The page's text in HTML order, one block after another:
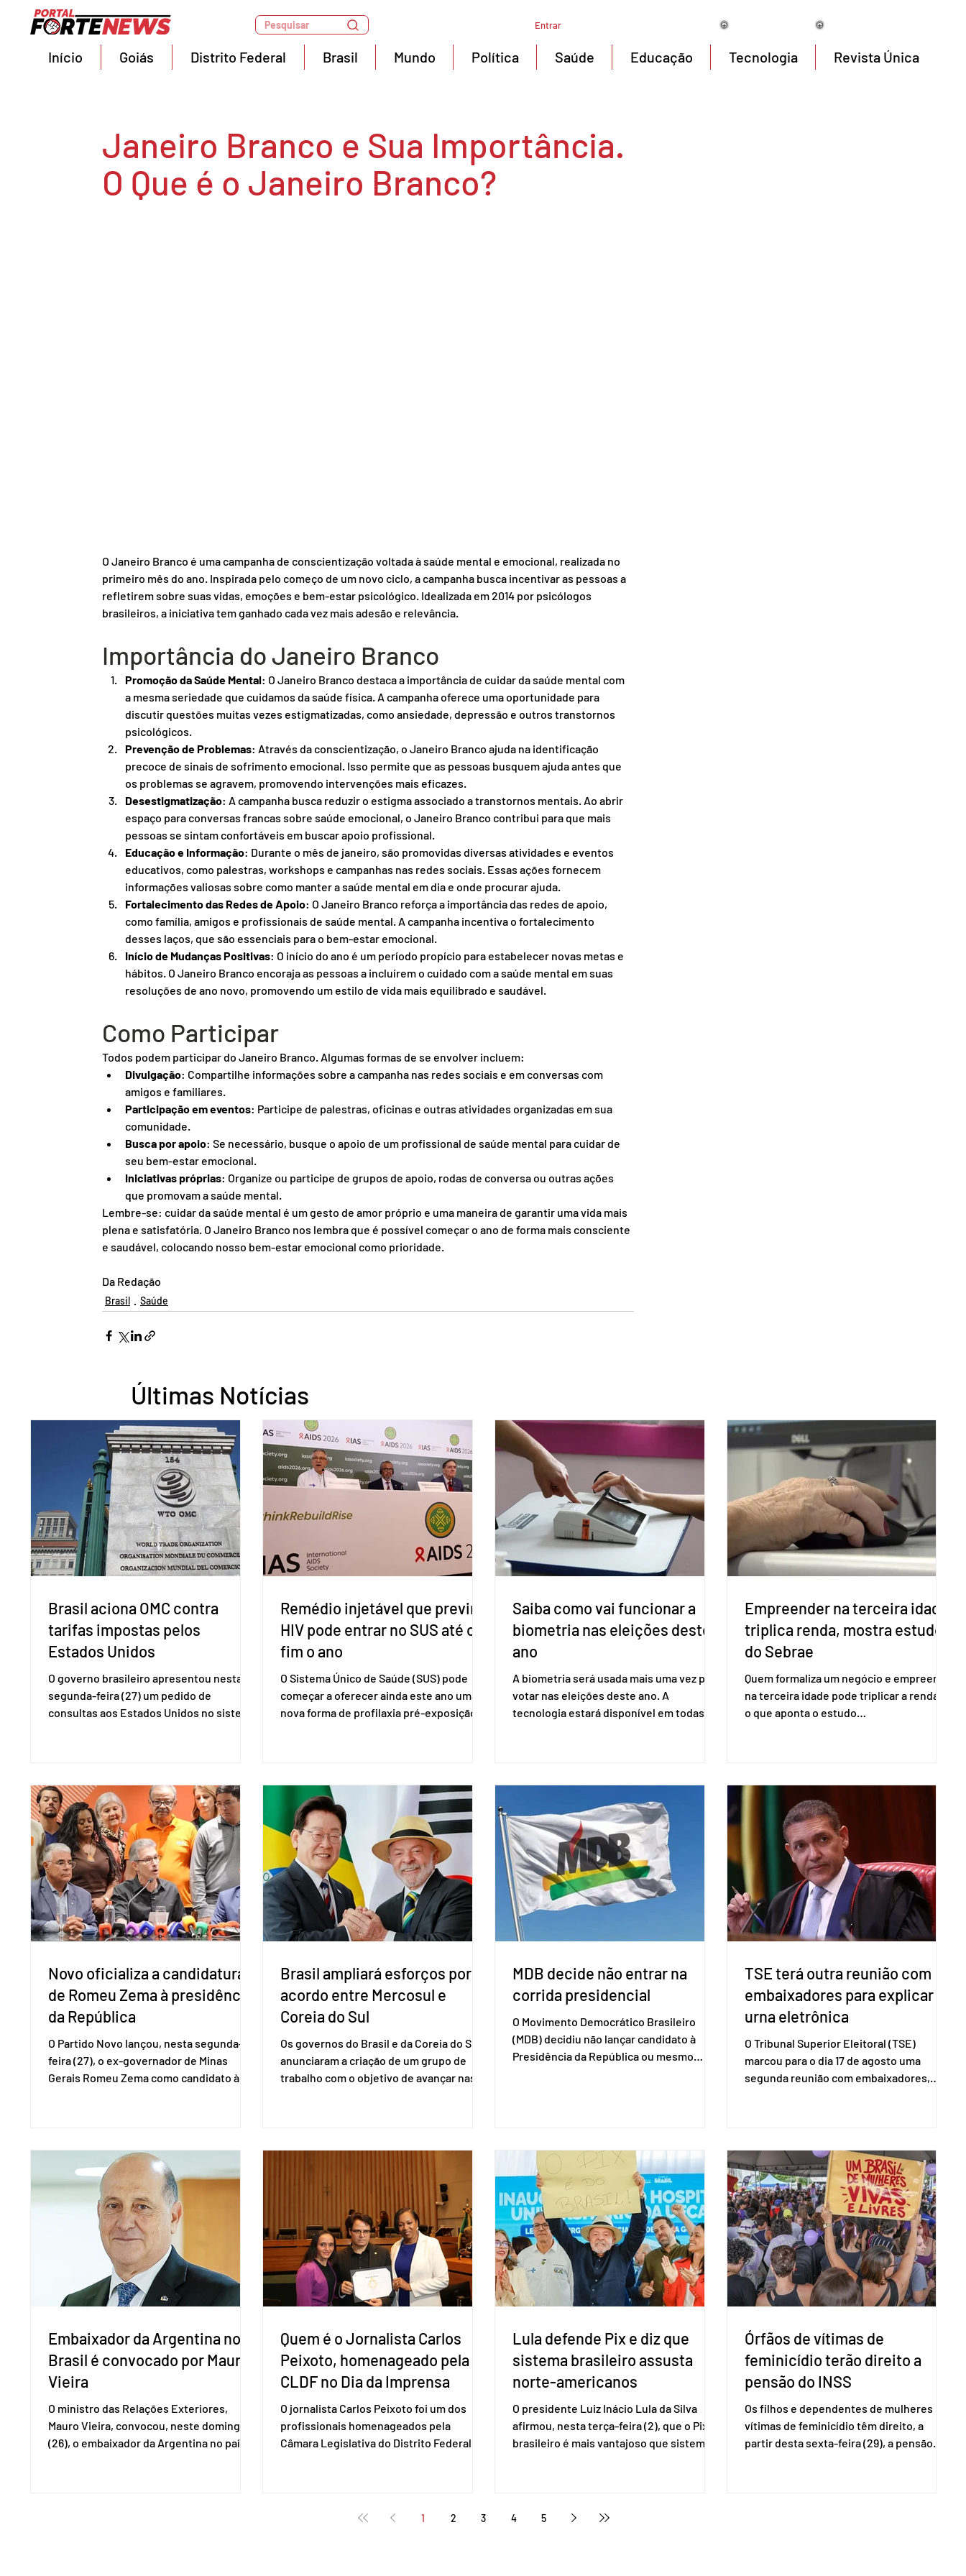
Pesquisar Entrar
Início
Goiás Distrito Federal Brasil Mundo Política Saúde Educação Tecnologia Revista Única
Janeiro Branco e Sua Importância.
O Que é o Janeiro Branco?
O Janeiro Branco é uma campanha de conscientização voltada à saúde mental e emocional, realizada no
primeiro mês do ano. Inspirada pelo começo de um novo ciclo, a campanha busca incentivar as pessoas a
refletirem sobre suas vidas, emoções e bem-estar psicológico. Idealizada em 2014 por psicólogos
brasileiros, a iniciativa tem ganhado cada vez mais adesão e relevância.
Importância do Janeiro Branco
Promoção da Saúde Mental: O Janeiro Branco destaca a importância de cuidar da saúde mental com
a mesma seriedade que cuidamos da saúde física. A campanha oferece uma oportunidade para
discutir questões muitas vezes estigmatizadas, como ansiedade, depressão e outros transtornos
psicológicos.
Prevenção de Problemas: Através da conscientização, o Janeiro Branco ajuda na identificação
precoce de sinais de sofrimento emocional. Isso permite que as pessoas busquem ajuda antes que
os problemas se agravem, promovendo intervenções mais eficazes.
Desestigmatização: A campanha busca reduzir o estigma associado a transtornos mentais. Ao abrir
espaço para conversas francas sobre saúde emocional, o Janeiro Branco contribui para que mais
pessoas se sintam confortáveis em buscar apoio profissional.
Educação e Informação: Durante o mês de janeiro, são promovidas diversas atividades e eventos
educativos, como palestras, workshops e campanhas nas redes sociais. Essas ações fornecem
informações valiosas sobre como manter a saúde mental em dia e onde procurar ajuda.
Fortalecimento das Redes de Apoio: O Janeiro Branco reforça a importância das redes de apoio,
como família, amigos e profissionais de saúde mental. A campanha incentiva o fortalecimento
desses laços, que são essenciais para o bem-estar emocional.
Início de Mudanças Positivas: O início do ano é um período propício para estabelecer novas metas e
hábitos. O Janeiro Branco encoraja as pessoas a incluírem o cuidado com a saúde mental em suas
resoluções de ano novo, promovendo um estilo de vida mais equilibrado e saudável.
Como Participar
Todos podem participar do Janeiro Branco. Algumas formas de se envolver incluem:
Divulgação: Compartilhe informações sobre a campanha nas redes sociais e em conversas com
amigos e familiares.
Participação em eventos: Participe de palestras, oficinas e outras atividades organizadas em sua
comunidade.
Busca por apoio: Se necessário, busque o apoio de um profissional de saúde mental para cuidar de
seu bem-estar emocional.
Iniciativas próprias: Organize ou participe de grupos de apoio, rodas de conversa ou outras ações
que promovam a saúde mental.
Lembre-se: cuidar da saúde mental é um gesto de amor próprio e uma maneira de garantir uma vida mais
plena e satisfatória. O Janeiro Branco nos lembra que é possível começar o ano de forma mais consciente
e saudável, colocando nosso bem-estar emocional como prioridade.
Da Redação
Brasil Saúde
Últimas Notícias
Brasil aciona OMC contra
tarifas impostas pelos
Estados Unidos
O governo brasileiro apresentou nesta
segunda-feira (27) um pedido de
consultas aos Estados Unidos no sistema
base na Seção 301 da Lei de Comércio de
1974. Segundo nota divulgada pelo
Ministério das Relações Exteriores, o
Brasil considera que as tarifas são
injustificadas e incompatíveis com as
obrigações assumidas pelos Estados
Unid
Remédio injetável que previne
HIV pode entrar no SUS até o
fim o ano
O Sistema Único de Saúde (SUS) pode
começar a oferecer ainda este ano uma
nova forma de profilaxia pré-exposição
e pode ser tomado a cada dois meses. O
pedido de inclusão vai ser encaminhado
pelo Ministério da Saúde à Comissão
Nacional de Incorporação de Novas
Tecnologias no SUS (Conitec) na semana
que vem. A Conitec é um colegiado
Saiba como vai funcionar a
biometria nas eleições deste
ano
A biometria será usada mais uma vez para
votar nas eleições deste ano. A
tecnologia estará disponível em todas as
Se o título estiver regular, o eleitor pode
votar mesmo sem ter realizado esse
cadastro. Neste caso, será exigido o
documento de identificação para acesso
à urna eletrônica. Se a urna eletrônica
não reconh
Empreender na terceira idade
triplica renda, mostra estudo
do Sebrae
Quem formaliza um negócio e empreende
na terceira idade pode triplicar a renda. É
o que aponta o estudo
Empresas (Sebrae), realizado a partir de
dados do Instituto Brasileiro de
Geografia e Estatística (IBGE). O estudo
do Sebrae mostra que, no quarto
trimestre de 2025, os empreendedores
60+ formalizados atingiram o maior
rendime
Novo oficializa a candidatura
de Romeu Zema à presidência
da República
O Partido Novo lançou, nesta segunda-
feira (27), o ex-governador de Minas
Gerais Romeu Zema como candidato à
vice-presidente. A convenção contou
com a presença do presidente nacional
do partido, Eduardo Ribeiro, e do senador
Eduardo Girão, filiado ao Novo desde
fevereiro de 2023. Formado em
administração de empresas pela Fundaç
Brasil ampliará esforços por
acordo entre Mercosul e
Coreia do Sul
Os governos do Brasil e da Coreia do Sul
anunciaram a criação de um grupo de
trabalho com o objetivo de avançar nas
“Decidimos criar um grupo de trabalho
que vai identificar sensibilidades dos
dois lados e evitar que elas sejam um
empecilho para a retomada das
negociações de um acordo do Mercosul
com a Coreia”, disse o presiden
MDB decide não entrar na
corrida presidencial
O Movimento Democrático Brasileiro
(MDB) decidiu não lançar candidato à
Presidência da República ou mesmo
formação de alianças no âmbito local. A
ideia, segundo o partido, é focar na
eleição de governadores e deputados
estaduais, além de fortalecer a bancada
no Congresso Nacional, com senad
TSE terá outra reunião com
embaixadores para explicar
urna eletrônica
O Tribunal Superior Eleitoral (TSE)
marcou para o dia 17 de agosto uma
segunda reunião com embaixadores,
sistema eleitoral do país. Segundo o
tribunal, o encontro ocorrerá na sede do
TSE e dará continuidade às ações de
transparência voltadas à comunidade
internacional. Nela, o presidente da
Corte, ministro Kássio Nunes Marques,
voltará a explic
Embaixador da Argentina no
Brasil é convocado por Mauro
Vieira
O ministro das Relações Exteriores,
Mauro Vieira, convocou, neste domingo
(26), o embaixador da Argentina no país,
Quem é o Jornalista Carlos
Peixoto, homenageado pela
CLDF no Dia da Imprensa
O jornalista Carlos Peixoto foi um dos
profissionais homenageados pela
Câmara Legislativa do Distrito Federal
deputada distrital Dra. Jane Klébia,
Lula defende Pix e diz que
sistema brasileiro assusta
norte-americanos
O presidente Luiz Inácio Lula da Silva
afirmou, nesta terça-feira (2), que o Pix
brasileiro é mais vantajoso que sistemas
Lula destacou as vantagens da
Órfãos de vítimas de
feminicídio terão direito a
pensão do INSS
Os filhos e dependentes de mulheres
vítimas de feminicídio têm direito, a
partir desta sexta-feira (29), a pensão
1 2 3 4 5